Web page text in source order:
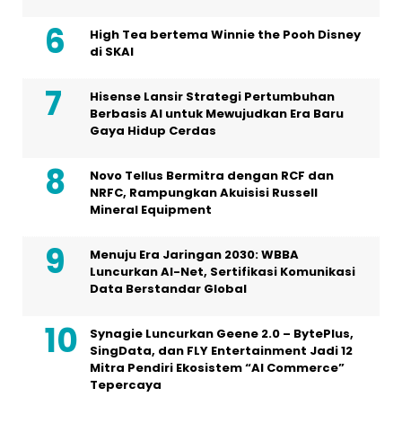
High Tea bertema Winnie the Pooh Disney
di SKAI
Hisense Lansir Strategi Pertumbuhan
Berbasis AI untuk Mewujudkan Era Baru
Gaya Hidup Cerdas
Novo Tellus Bermitra dengan RCF dan
NRFC, Rampungkan Akuisisi Russell
Mineral Equipment
Menuju Era Jaringan 2030: WBBA
Luncurkan AI-Net, Sertifikasi Komunikasi
Data Berstandar Global
Synagie Luncurkan Geene 2.0 – BytePlus,
SingData, dan FLY Entertainment Jadi 12
Mitra Pendiri Ekosistem “AI Commerce”
Tepercaya